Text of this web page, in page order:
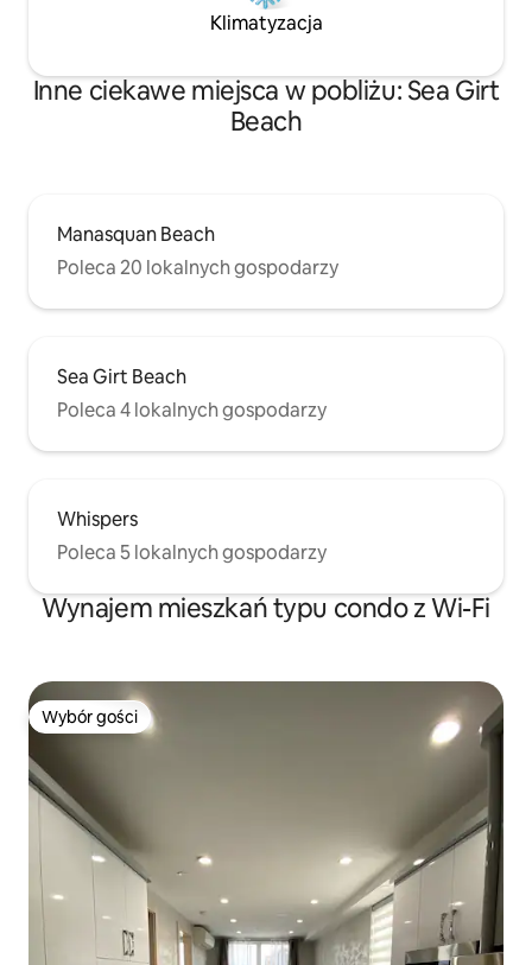
Klimatyzacja
Inne ciekawe miejsca w pobliżu: Sea Girt
Beach
Manasquan Beach
Poleca 20 lokalnych gospodarzy
Sea Girt Beach
Poleca 4 lokalnych gospodarzy
Whispers
Poleca 5 lokalnych gospodarzy
Wynajem mieszkań typu condo z Wi-Fi
Wybór gości
Wybór gości